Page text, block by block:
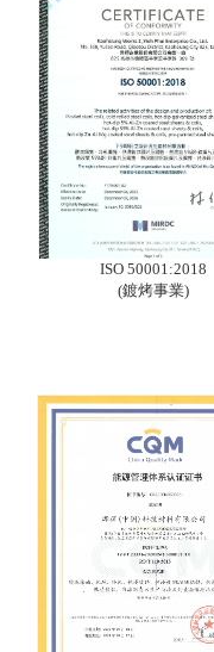
ISO 50001:2018
(鍍烤事業)